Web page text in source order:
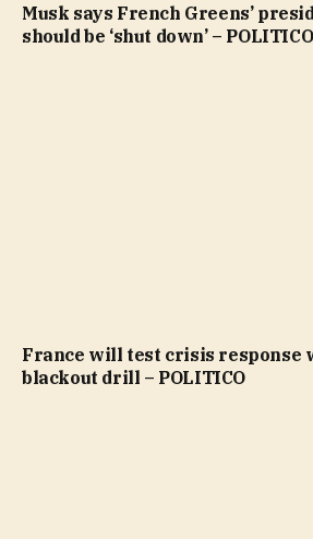
Musk says French Greens’
should be ‘shut down’ – POLITICO
France will test crisis response
blackout drill – POLITICO